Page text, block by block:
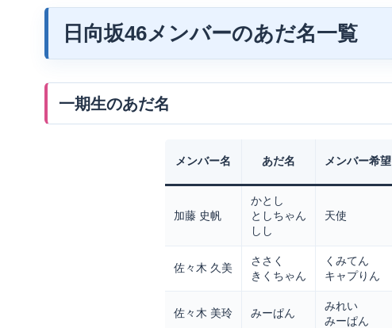
日向坂46メンバーのあだ名一覧
一期生のあだ名
メンバー名 あだ名 メンバー希望
加藤 史帆
かとし
としちゃん
しし
天使
佐々木 久美
ささく
きくちゃん
くみてん
キャプりん
佐々木 美玲 みーぱん
みれい
みーぱん